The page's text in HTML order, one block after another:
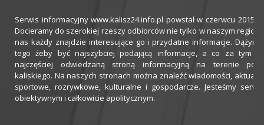
Serwis informacyjny www.kalisz24.info.pl powstał w czerwcu 2015
Docieramy do szerokiej rzeszy odbiorców nie tylko w naszym
nas każdy znajdzie interesujące go i przydatne informacje.
tego żeby być najszybciej podającą informacje, a co za tym
najczęściej odwiedzaną stroną informacyjną na terenie
kaliskiego. Na naszych stronach można znaleźć wiadomości,
sportowe, rozrywkowe, kulturalne i gospodarcze. Jesteśmy
obiektywnym i całkowicie apolitycznym.